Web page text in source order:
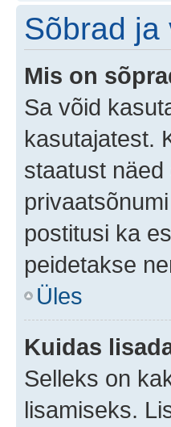
Sõbrad ja
Mis on
Sa võid
kasutajatest.
staatust
postitusi ka
peidetakse
Üles
Kuidas
Selleks on
lisamiseks.